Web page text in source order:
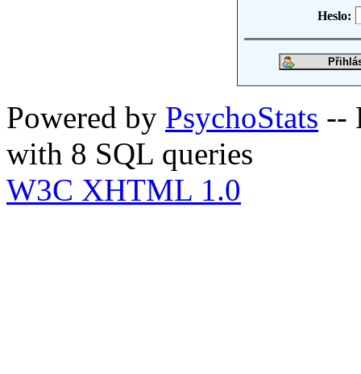
Heslo:
Powered by PsychoStats --
with 8 SQL queries
W3C XHTML 1.0